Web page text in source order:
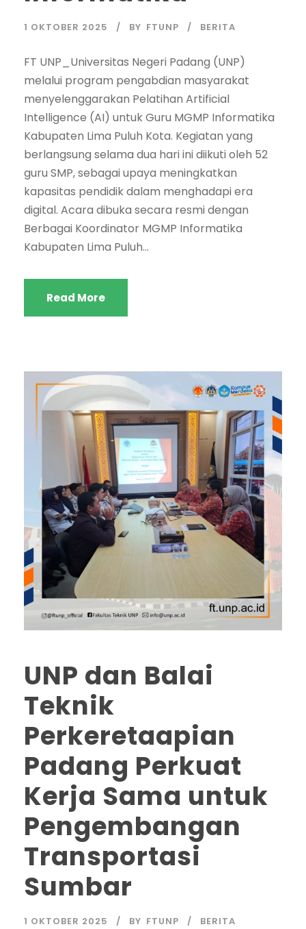
1 OKTOBER 2025 BY FTUNP BERITA
FT UNP_Universitas Negeri Padang (UNP)
melalui program pengabdian masyarakat
menyelenggarakan Pelatihan Artificial
Intelligence (AI) untuk Guru MGMP Informatika
Kabupaten Lima Puluh Kota. Kegiatan yang
berlangsung selama dua hari ini diikuti oleh 52
guru SMP, sebagai upaya meningkatkan
kapasitas pendidik dalam menghadapi era
digital. Acara dibuka secara resmi dengan
Berbagai Koordinator MGMP Informatika
Kabupaten Lima Puluh...
Read More
UNP dan Balai
Teknik
Perkeretaapian
Padang Perkuat
Kerja Sama untuk
Pengembangan
Transportasi
Sumbar
1 OKTOBER 2025 BY FTUNP BERITA